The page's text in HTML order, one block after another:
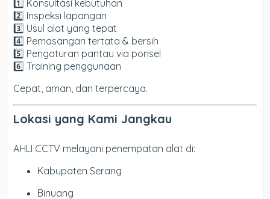
1️⃣ Konsultasi kebutuhan
2️⃣ Inspeksi lapangan
3️⃣ Usul alat yang tepat
4️⃣ Pemasangan tertata & bersih
5️⃣ Pengaturan pantau via ponsel
6️⃣ Training penggunaan
Cepat, aman, dan terpercaya.
Lokasi yang Kami Jangkau
AHLI CCTV melayani penempatan alat di:
Kabupaten Serang
Binuang